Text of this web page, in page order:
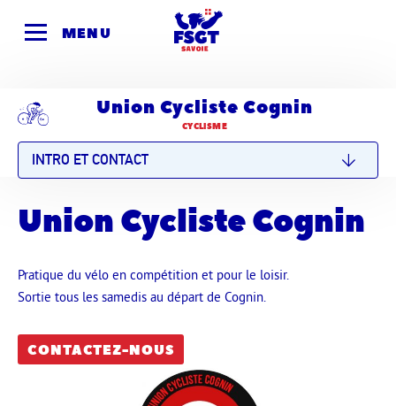
MENU
Union Cycliste Cognin
CYCLISME
INTRO ET CONTACT
Union Cycliste Cognin
Pratique du vélo en compétition et pour le loisir.
Sortie tous les samedis au départ de Cognin.
CONTACTEZ-NOUS